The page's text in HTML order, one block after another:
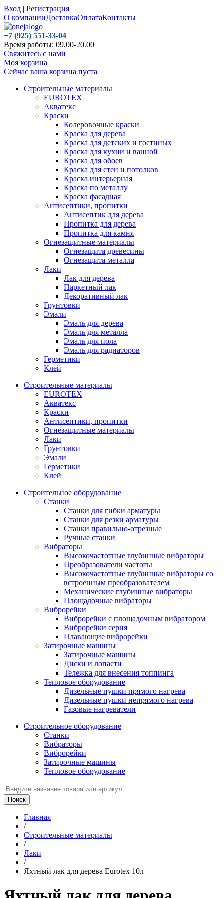
Вход | Регистрация
О компанииДоставкаОплатаКонтакты
+7 (925) 551-33-04
Время работы: 09.00-20.00
Свяжитесь с нами
Моя корзина
Сейчас ваша корзина пуста
Строительные материалы
EUROTEX
Акватекс
Краски
Колеровочные краски
Краска для дерева
Краска для детских и гостиных
Краска для кухни и ванной
Краска для обоев
Краска для стен и потолков
Краска интерьерная
Краска по металлу
Краска фасадная
Антисептики, пропитки
Антисептик для дерева
Пропитка для дерева
Пропитка для камня
Огнезащитные материалы
Огнезащита древесины
Огнезащита металла
Лаки
Лак для дерева
Паркетный лак
Декоративный лак
Грунтовки
Эмали
Эмаль для дерева
Эмаль для металла
Эмаль для пола
Эмаль для радиаторов
Герметики
Клей
Строительные материалы
EUROTEX
Акватекс
Краски
Антисептики, пропитки
Огнезащитные материалы
Лаки
Грунтовки
Эмали
Герметики
Клей
Строительное оборудование
Станки
Станки для гибки арматуры
Станки для резки арматуры
Станки правильно-отрезные
Ручные станки
Вибраторы
Высокочастотные глубинные вибраторы
Преобразователи частоты
Высокочастотные глубинные вибраторы со
встроенным преобразователем
Механические глубинные вибраторы
Площадочные вибраторы
Виброрейки
Виброрейки с площадочным вибратором
Виброрейки серия
Плавающие виброрейки
Затирочные машины
Затирочные машины
Диски и лопасти
Тележка для внесения топпинга
Тепловое оборудование
Дизельные пушки прямого нагрева
Дизельные пушки непрямого нагрева
Газовые нагреватели
Строительное оборудование
Станки
Вибраторы
Виброрейки
Затирочные машины
Тепловое оборудование
Главная
/
Строительные материалы
/
Лаки
/
Яхтный лак для дерева Eurotex 10л